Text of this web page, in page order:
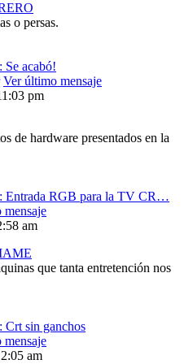
o persas.
Se acabó!
Ver último mensaje
pm
de hardware presentados en la
Entrada RGB para la TV CR…
am
que tanta entretención nos
Crt sin ganchos
am